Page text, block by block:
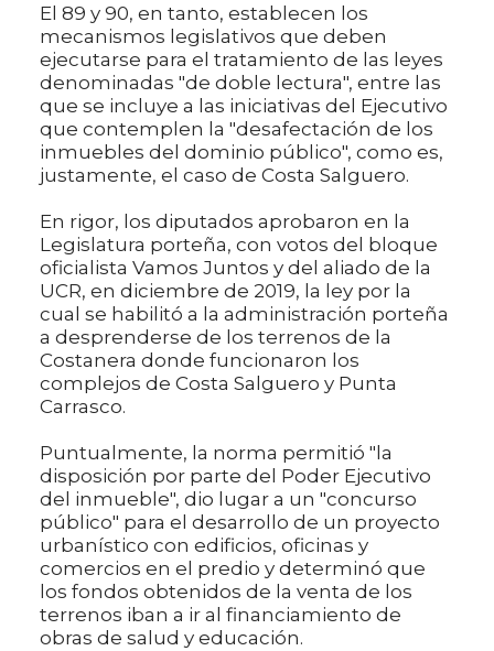
El 89 y 90, en tanto, establecen los
mecanismos legislativos que deben
ejecutarse para el tratamiento de las leyes
denominadas "de doble lectura", entre las
que se incluye a las iniciativas del Ejecutivo
que contemplen la "desafectación de los
inmuebles del dominio público", como es,
justamente, el caso de Costa Salguero.
En rigor, los diputados aprobaron en la
Legislatura porteña, con votos del bloque
oficialista Vamos Juntos y del aliado de la
UCR, en diciembre de 2019, la ley por la
cual se habilitó a la administración porteña
a desprenderse de los terrenos de la
Costanera donde funcionaron los
complejos de Costa Salguero y Punta
Carrasco.
Puntualmente, la norma permitió "la
disposición por parte del Poder Ejecutivo
del inmueble", dio lugar a un "concurso
público" para el desarrollo de un proyecto
urbanístico con edificios, oficinas y
comercios en el predio y determinó que
los fondos obtenidos de la venta de los
terrenos iban a ir al financiamiento de
obras de salud y educación.